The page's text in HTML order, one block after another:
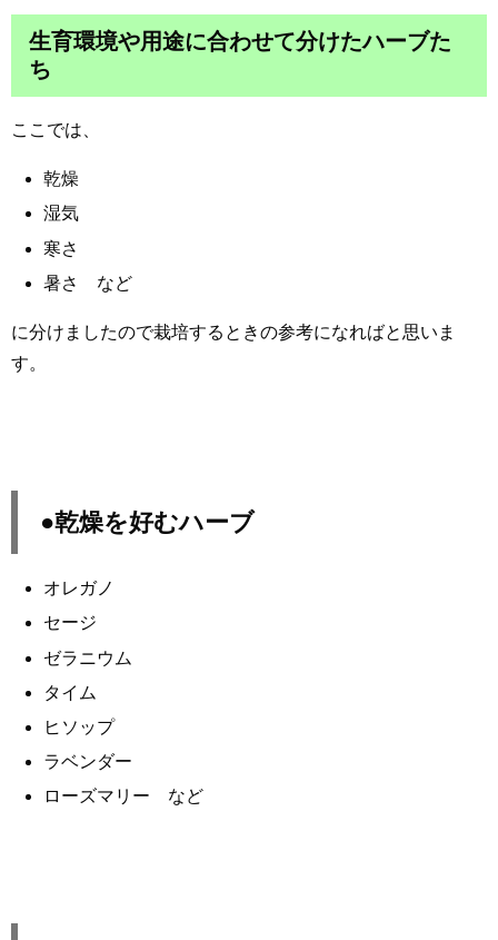
生育環境や用途に合わせて分けたハーブた
ち
ここでは、
乾燥
湿気
寒さ
暑さ など
に分けましたので栽培するときの参考になればと思いま
す。
●乾燥を好むハーブ
オレガノ
セージ
ゼラニウム
タイム
ヒソップ
ラベンダー
ローズマリー など